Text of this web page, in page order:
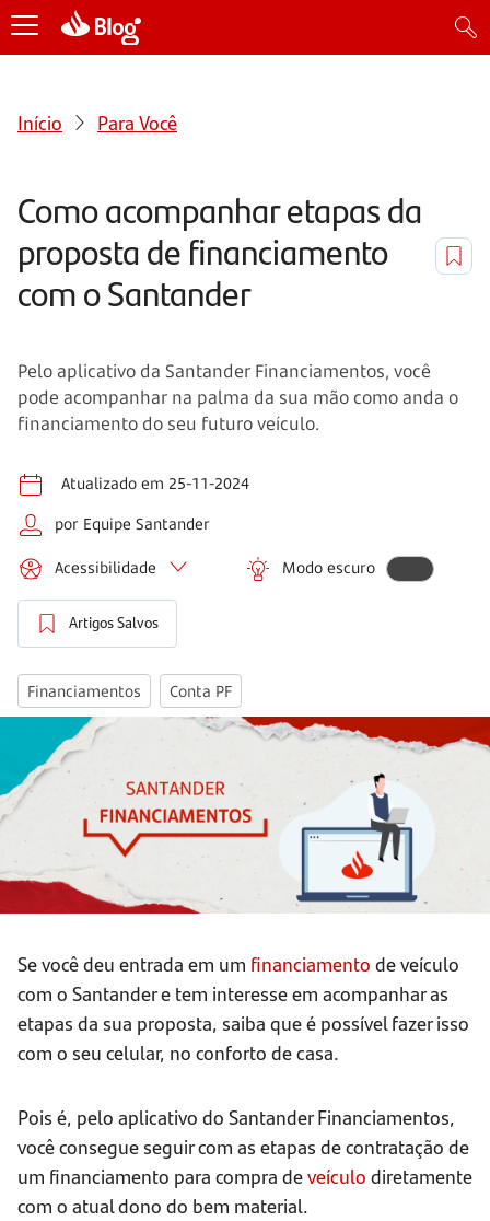
Início Para Você
Como acompanhar etapas da
proposta de financiamento
com o Santander
Pelo aplicativo da Santander Financiamentos, você
pode acompanhar na palma da sua mão como anda o
financiamento do seu futuro veículo.
Atualizado em 25-11-2024
por Equipe Santander
Acessibilidade Modo escuro
Artigos Salvos
Financiamentos Conta PF
Se você deu entrada em um financiamento de veículo
com o Santander e tem interesse em acompanhar as
etapas da sua proposta, saiba que é possível fazer isso
com o seu celular, no conforto de casa.
Pois é, pelo aplicativo do Santander Financiamentos,
você consegue seguir com as etapas de contratação de
um financiamento para compra deveículo diretamente
com o atual dono do bem material.